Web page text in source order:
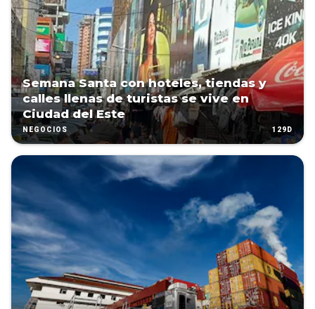
Semana Santa con hoteles, tiendas y
calles llenas de turistas se vive en
Ciudad del Este
NEGOCIOS 129D